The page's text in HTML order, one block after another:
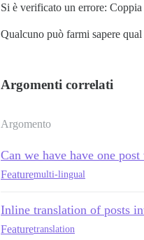
Si è verificato un errore:
Qualcuno può farmi sapere
Argomenti correlati
Argomento
Can we have have one
Featuremulti-lingual
Inline translation of posts
Featuretranslation